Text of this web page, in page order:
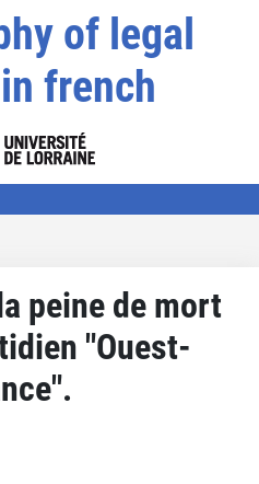
of legal
french
peine de mort
"Ouest-